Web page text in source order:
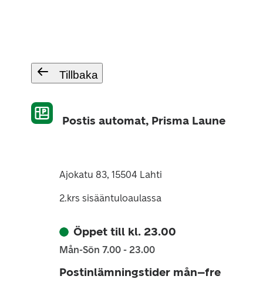
Tillbaka
Postis automat, Prisma Laune
Ajokatu 83, 15504 Lahti
2.krs sisääntuloaulassa
Öppet till kl. 23.00
Mån-Sön 7.00 - 23.00
Postinlämningstider mån–fre